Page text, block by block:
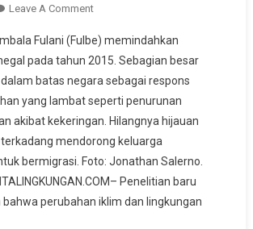
Leave A CommentOn
Iklim
Memicu
Migrasi
Di
Pedesaan
Fulani (Fulbe) memindahkan
pada tahun 2015. Sebagian besar
batas negara sebagai respons
yang lambat seperti penurunan
akibat kekeringan. Hilangnya hijauan
mendorong keluarga
bermigrasi. Foto: Jonathan Salerno.
Penelitian baru
perubahan iklim dan lingkungan